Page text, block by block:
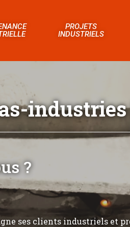
PROJETS
INDUSTRIELS
industries
?
ses clients industriels et